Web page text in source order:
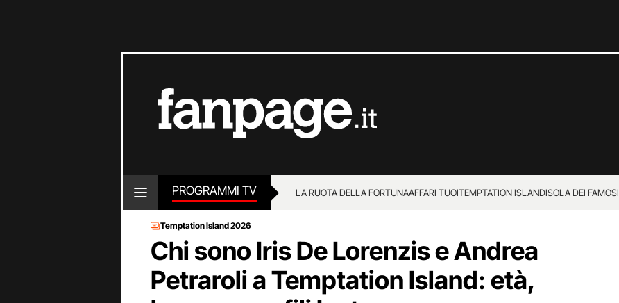
PROGRAMMI TV LA RUOTA DELLA FORTUNAAFFARI TUOITEMPTATION ISLANDISOLA DEI FAMOSI
Temptation Island 2026
Chi sono Iris De Lorenzis e Andrea
Petraroli a Temptation Island: età,